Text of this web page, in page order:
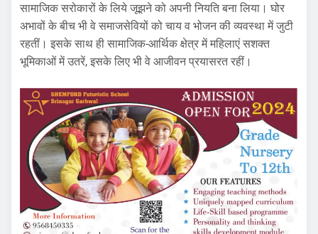
सामाजिक सरोकारों के लिये जूझने को अपनी नियति बना लिया। घोर
अभावों के बीच भी वे समाजसेवियों को चाय व भोजन की व्यवस्था में जुटी
रहतीं। इसके साथ ही सामाजिक-आर्थिक क्षेत्र में महिलाएं सशक्त
भूमिकाओं में उतरें, इसके लिए भी वे आजीवन प्रयासरत रहीं।